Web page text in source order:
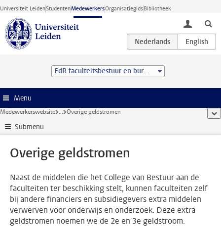
Ga direct naar de inhoud
Universiteit LeidenStudentenMedewerkersOrganisatiegidsBibliotheek
toggle
FdR faculteitsbestuur en bureau
Menu
Medewerkerswebsite ... Overige geldstromen
Submenu
Overige geldstromen
Naast de middelen die het College van Bestuur aan de
faculteiten ter beschikking stelt, kunnen faculteiten zelf
bij andere financiers en subsidiegevers extra middelen
verwerven voor onderwijs en onderzoek. Deze extra
geldstromen noemen we de 2e en 3e geldstroom.